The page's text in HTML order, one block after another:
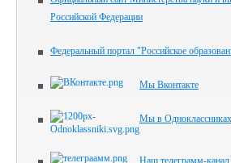
Российской Федерации
Федеральный портал "Российское
Мы Вконтакте
Мы в Одноклассниках
Наш телеграмм-канал